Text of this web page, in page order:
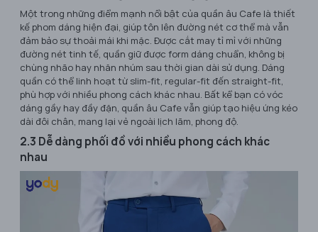
Một trong những điểm mạnh nổi bật của quần âu Cafe là thiết
kế phom dáng hiện đại, giúp tôn lên đường nét cơ thể mà vẫn
đảm bảo sự thoải mái khi mặc. Được cắt may tỉ mỉ với những
đường nét tinh tế, quần giữ được form dáng chuẩn, không bị
chùng nhão hay nhăn nhúm sau thời gian dài sử dụng. Dáng
quần có thể linh hoạt từ slim-fit, regular-fit đến straight-fit,
phù hợp với nhiều phong cách khác nhau. Bất kể bạn có vóc
dáng gầy hay đầy đặn, quần âu Cafe vẫn giúp tạo hiệu ứng kéo
dài đôi chân, mang lại vẻ ngoài lịch lãm, phong độ.
2.3 Dễ dàng phối đồ với nhiều phong cách khác
nhau